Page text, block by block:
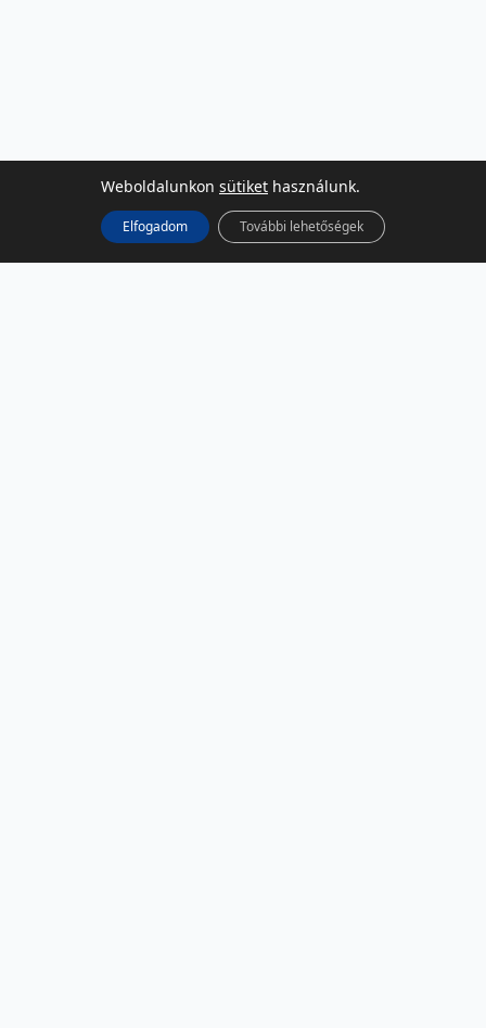
Weboldalunkon sütiket használunk.
Elfogadom További lehetőségek